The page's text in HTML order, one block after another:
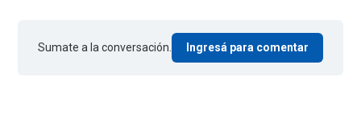
Sumate a la conversación. Ingresá para comentar